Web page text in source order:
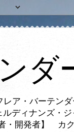
ダ
レア・バーテン
ルディナンズ・
・開発者】 カ